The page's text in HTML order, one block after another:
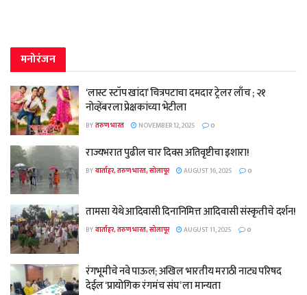
मनोरंजन
‘लास्ट स्टॉप खांदा’ चित्रपटाचा दमदार ट्रेलर लाँच ; २१
नोव्हेंबरला प्रेक्षकांच्या भेटीला
BYतरुण भारत NOVEMBER 12, 2025 0
राज्यभरात पुढील चार दिवस अतिवृष्टीचा इशारा!
BYवार्ताहर, तरुण भारत, सोलापूर AUGUST 16, 2025 0
तामसा येथे आदिवासी दिनानिमित्त आदिवासी संस्कृतीचे दर्शन!
BYवार्ताहर, तरुण भारत, सोलापूर AUGUST 11, 2025 0
रंगभूमीचे नवे पाऊल; अखिल भारतीय मराठी नाट्य परिषद
देईल ‘प्रायोगिक रंगमंच संघ’ ला मान्यता